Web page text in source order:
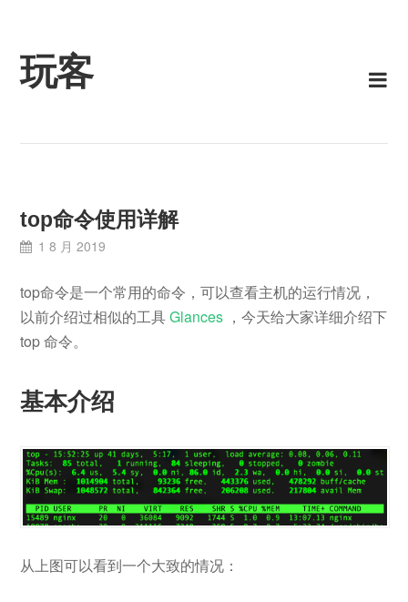
content
玩客
top命令使用详解
1 8 月 2019
top命令是一个常用的命令，可以查看主机的运行情况，
以前介绍过相似的工具Glances ，今天给大家详细介绍下
top 命令。
基本介绍
从上图可以看到一个大致的情况：